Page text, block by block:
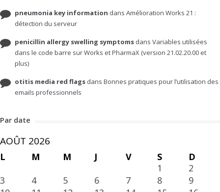
pneumonia key information dans Amélioration Works 21 :
détection du serveur
penicillin allergy swelling symptoms dans Variables utilisées
dans le code barre sur Works et PharmaX (version 21.02.20.00 et
plus)
otitis media red flags dans Bonnes pratiques pour l’utilisation des
emails professionnels
Par date
AOÛT 2026
L M M J V S
D
1
2
3
4 5 6 7 8
9